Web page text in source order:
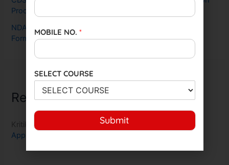
Process
NDA 2025 Exam: Dates (OUT), Notification, Application
Form, Age Limit & Eligibility
Recent Comments
Kritika Nair
Indian Army Musician MR Bharti 2023
Application Exam Dates Check here
MOBILE NO. *
SELECT COURSE
Submit